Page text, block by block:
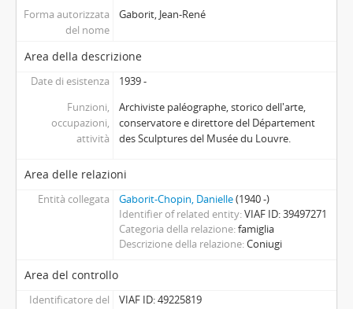
Forma autorizzata
del nome
Gaborit, Jean-René
Area della descrizione
Date di esistenza
1939 -
Funzioni,
occupazioni,
attività
Archiviste paléographe, storico dell'arte,
conservatore e direttore del Département
des Sculptures del Musée du Louvre.
Area delle relazioni
Entità collegata Gaborit-Chopin, Danielle(1940 -)
Identifier of related entity VIAF ID: 39497271
Categoria della relazione famiglia
Descrizione della relazione Coniugi
Area del controllo
Identificatore del
VIAF ID: 49225819